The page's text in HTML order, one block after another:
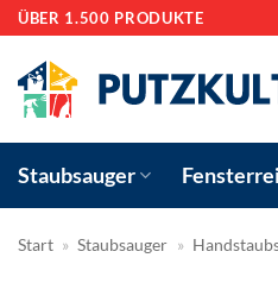
Zum
springen
ÜBER 1.500 PRODUKTE
Staubsauger
Start » Staubsauger »